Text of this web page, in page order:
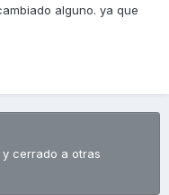
alguno. ya que
cerrado a otras